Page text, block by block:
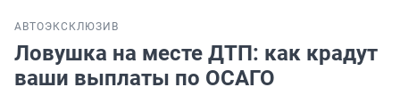
АВТОЭКСКЛЮЗИВ
Ловушка на месте ДТП: как крадут
ваши выплаты по ОСАГО